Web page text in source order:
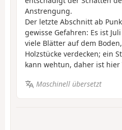
Anstrengung.
Der letzte Abschnitt ab
gewisse Gefahren: Es ist
viele Blätter auf dem
Holzstücke verdecken; ein
kann wehtun, daher ist hier
Maschinell übersetzt